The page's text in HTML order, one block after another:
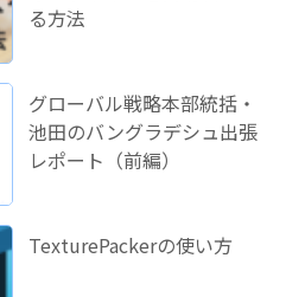
る方法
グローバル戦略本部統括・
池田のバングラデシュ出張
レポート（前編）
TexturePackerの使い方